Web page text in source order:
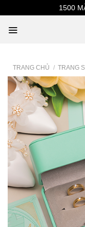
content
1500
TRANG CHỦ / TRANG